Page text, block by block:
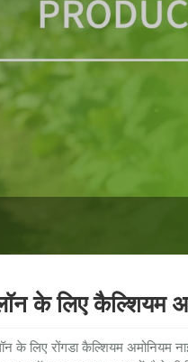
के लिए कैल्शियम
के लिए रोंगडा कैल्शियम अमोनियम